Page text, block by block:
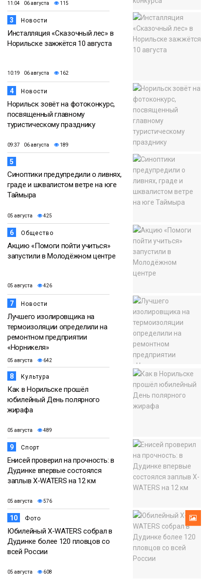
11:04 06 августа 115
3 Новости
Инсталляция «Сказочный лес» в
Норильске зажжётся 10 августа
10:19 06 августа 162
4 Новости
Норильск зовёт на фотоконкурс,
посвященный главному
туристическому празднику
09:37 06 августа 189
5
Синоптики предупредили о ливнях,
граде и шквалистом ветре на юге
Таймыра
05 августа 425
6 Общество
Акцию «Помоги пойти учиться»
запустили в Молодёжном центре
05 августа 426
7 Новости
Лучшего изолировщика на
термоизоляции определили на
ремонтном предприятии
«Норникеля»
05 августа 642
8 Культура
Как в Норильске прошёл
юбилейный День полярного
жирафа
05 августа 489
9 Спорт
Енисей проверил на прочность: в
Дудинке впервые состоялся
заплыв X-WATERS на 12 км
05 августа 576
10 Фото
Юбилейный X-WATERS собрал в
Дудинке более 120 пловцов со
всей России
05 августа 608